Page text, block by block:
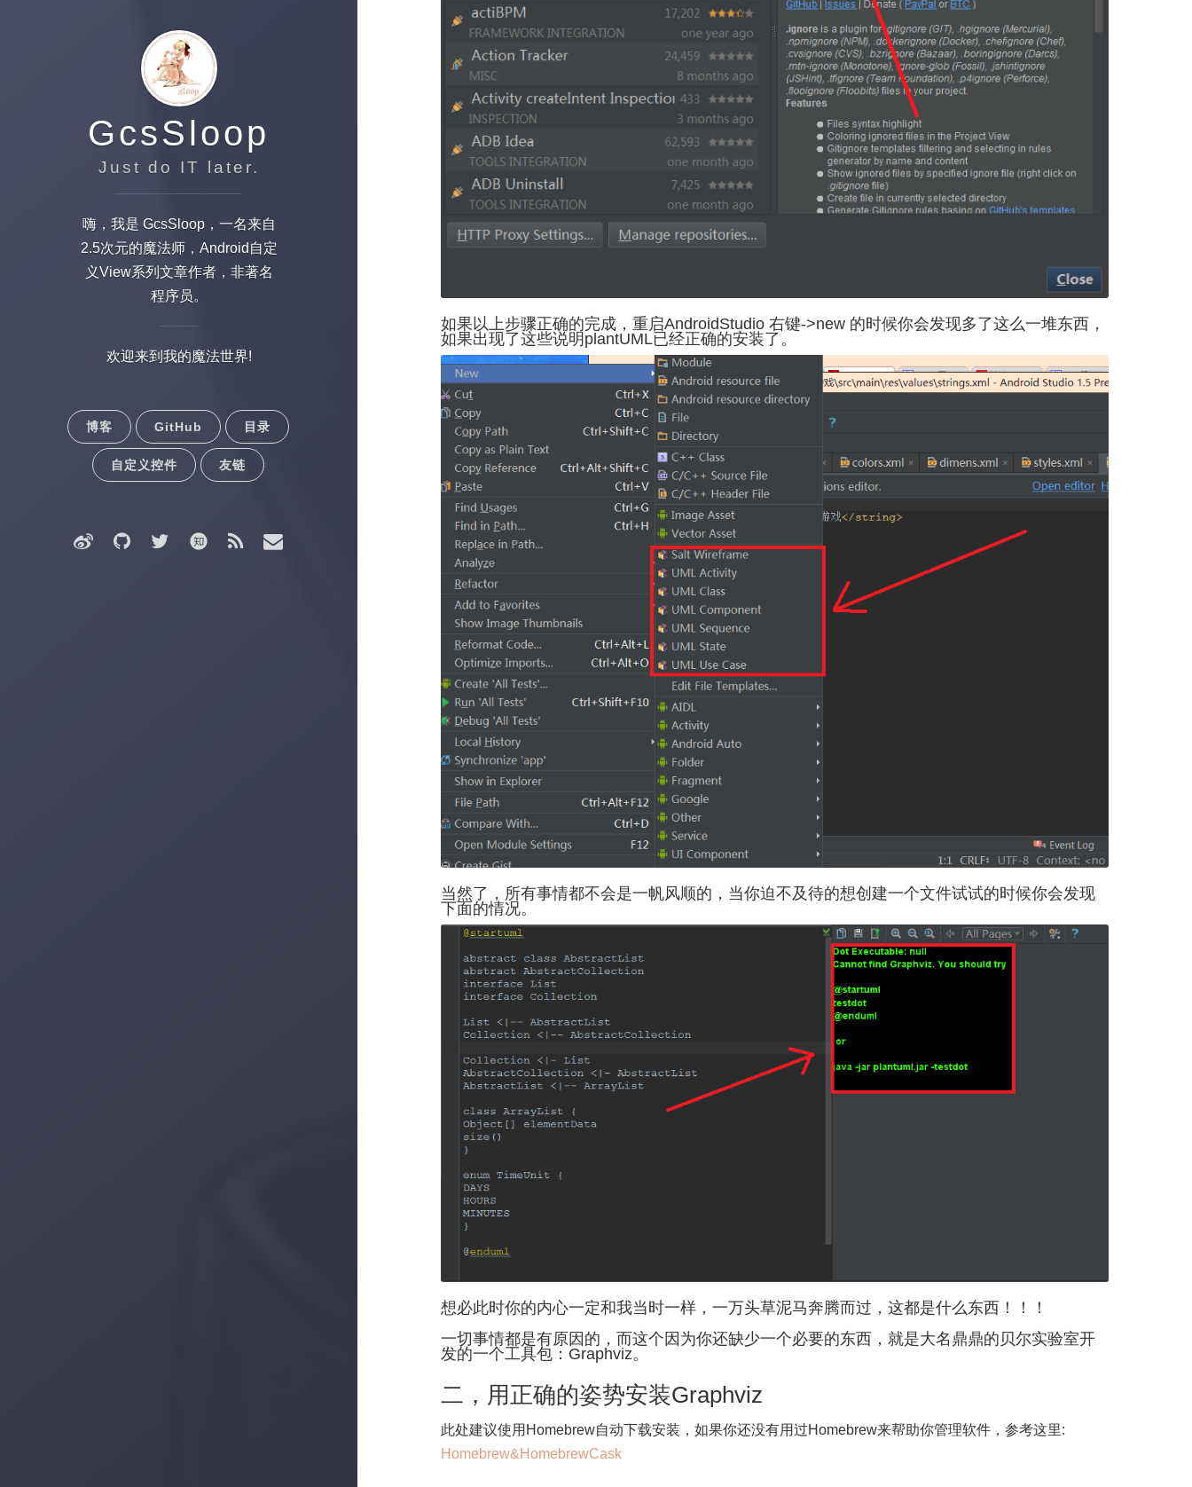
GcsSloop
Just do IT later.
嗨，我是 GcsSloop，一名来自
2.5次元的魔法师，Android自定
义View系列文章作者，非著名
程序员。
欢迎来到我的魔法世界!
博客 GitHub 目录
自定义控件 友链
如果以上步骤正确的完成，重启AndroidStudio 右键->new 的时候你会发现多了这么一堆东西，
如果出现了这些说明plantUML已经正确的安装了。
当然了，所有事情都不会是一帆风顺的，当你迫不及待的想创建一个文件试试的时候你会发现
下面的情况。
想必此时你的内心一定和我当时一样，一万头草泥马奔腾而过，这都是什么东西！！！
一切事情都是有原因的，而这个因为你还缺少一个必要的东西，就是大名鼎鼎的贝尔实验室开
发的一个工具包：Graphviz。
二，用正确的姿势安装Graphviz
此处建议使用Homebrew自动下载安装，如果你还没有用过Homebrew来帮助你管理软件，参考这里:
Homebrew&HomebrewCask